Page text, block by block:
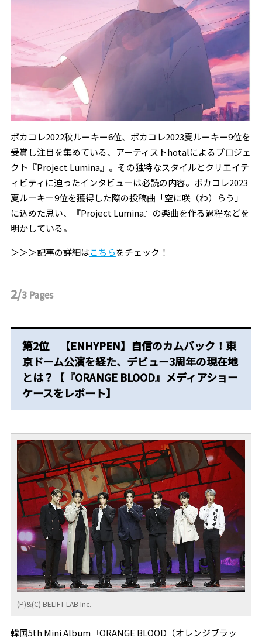
ボカコレ2022秋ルーキー6位、ボカコレ2023夏ルーキー9位を
受賞し注目を集めている、アーティストhotalによるプロジェ
クト『Project Lumina』。その独特なスタイルとクリエイテ
ィビティに迫ったインタビューは必読の内容。ボカコレ2023
夏ルーキー9位を獲得した際の投稿曲「空に咲（わ）らう」
に込めた思い、『Project Lumina』の楽曲を作る過程などを
明かしている。
＞＞＞記事の詳細はこちらをチェック！
2/3 Pages
第2位 【ENHYPEN】自信のカムバック！東
京ドーム公演を経た、デビュー3周年の現在地
とは？【『ORANGE BLOOD』メディアショー
ケースをレポート】
(P)&(C) BELIFT LAB Inc.
韓国5th Mini Album『ORANGE BLOOD（オレンジブラッ